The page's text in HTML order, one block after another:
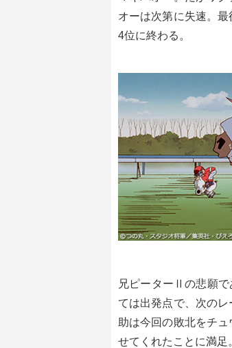
オーは次第に失速。
4位に終わる。
兄ピーターⅡの悲願
ては出発点で、次の
助は今回の敗北をチ
せてくれたことに満足